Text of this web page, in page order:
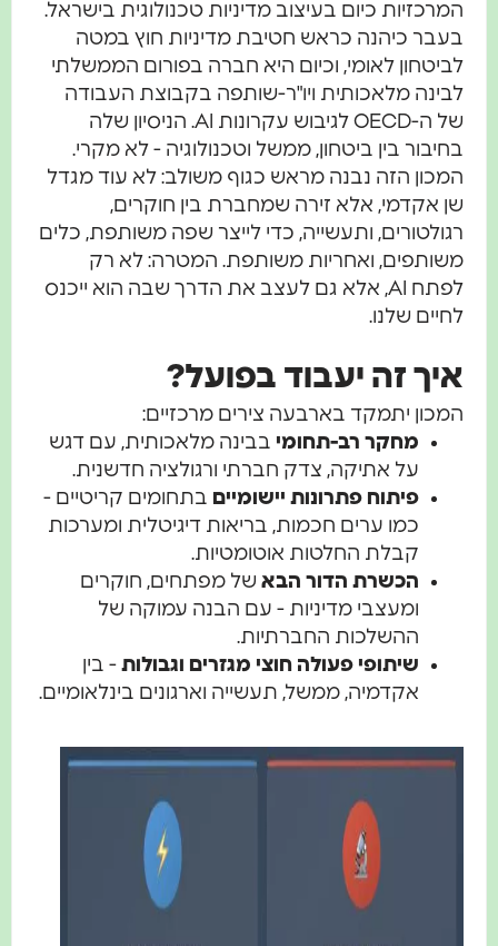
המרכזיות כיום בעיצוב מדיניות טכנולוגית בישראל.
בעבר כיהנה כראש חטיבת מדיניות חוץ במטה
לביטחון לאומי, וכיום היא חברה בפורום הממשלתי
לבינה מלאכותית ויו"ר-שותפה בקבוצת העבודה
של ה-OECD לגיבוש עקרונות AI. הניסיון שלה
בחיבור בין ביטחון, ממשל וטכנולוגיה - לא מקרי.
המכון הזה נבנה מראש כגוף משולב: לא עוד מגדל
שן אקדמי, אלא זירה שמחברת בין חוקרים,
רגולטורים, ותעשייה, כדי לייצר שפה משותפת, כלים
משותפים, ואחריות משותפת. המטרה: לא רק
לפתח AI, אלא גם לעצב את הדרך שבה הוא ייכנס
לחיים שלנו.
איך זה יעבוד בפועל?
המכון יתמקד בארבעה צירים מרכזיים:
מחקר רב-תחומיבבינה מלאכותית, עם דגש
על אתיקה, צדק חברתי ורגולציה חדשנית.
פיתוח פתרונות יישומייםבתחומים קריטיים -
כמו ערים חכמות, בריאות דיגיטלית ומערכות
קבלת החלטות אוטומטיות.
הכשרת הדור הבאשל מפתחים, חוקרים
ומעצבי מדיניות - עם הבנה עמוקה של
ההשלכות החברתיות.
שיתופי פעולה חוצי מגזרים וגבולות- בין
אקדמיה, ממשל, תעשייה וארגונים בינלאומיים.